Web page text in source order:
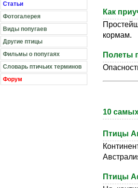
Статьи
Фотогалерея
Виды попугаев
Другие птицы
Фильмы о попугаях
Словарь птичьих терминов
Форум
Как
кормам.
Полеты
10
Птицы
Птицы